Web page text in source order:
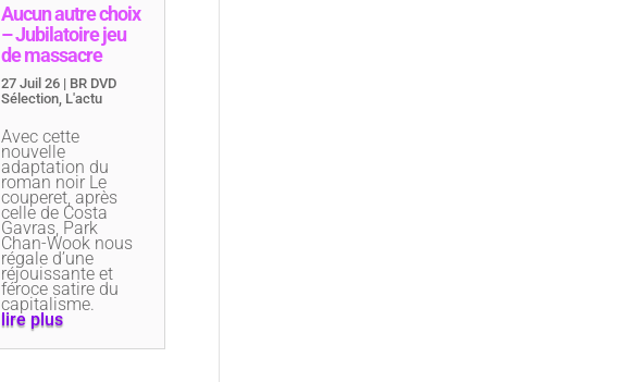
Aucun autre choix
– Jubilatoire jeu
de massacre
27 Juil 26| BR DVD
Sélection, L'actu
Avec cette
nouvelle
adaptation du
roman noir Le
couperet, après
celle de Costa
Gavras, Park
Chan-Wook nous
régale d’une
réjouissante et
féroce satire du
capitalisme.
lire plus